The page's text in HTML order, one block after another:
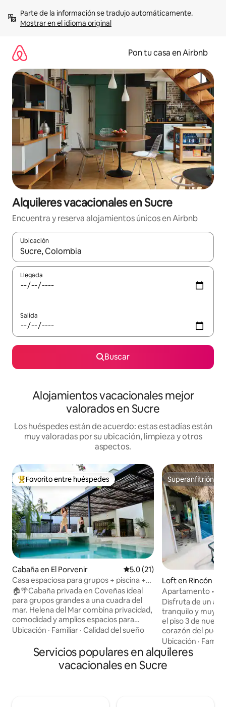
contenidoMostrar en el idioma original
Pon tu casa en Airbnb
Alquileres vacacionales en Sucre
Encuentra y reserva alojamientos únicos en Airbnb
Ubicación
Cuando los resultados estén disponibles, navega con las
Llegada
Salida
Buscar
Alojamientos vacacionales mejor
valorados en Sucre
Los huéspedes están de acuerdo: estas estadías están
muy valoradas por su ubicación, limpieza y otros
aspectos.
Favorito entre huéspedes preferido
Favorito entre huéspedes
Cabaña en El Porvenir Calificación promedio: 5.0 de
5.0 (21)
Casa espaciosa para grupos + piscina +
aire acondicionado + Wi-Fi en Coveñas
🏠🌴Cabaña privada en Coveñas ideal
para grupos grandes a una cuadra del
mar. Helena del Mar combina privacidad,
comodidad y amplios espacios para
compartir. 👨‍👧‍👧Perfecta para familias y
durante el día para que tu única
preocupación sea disfrutar. ✨Un espacio
pensado para compartir momentos
Ubicación · Familiar · Calidad del sueño
Superanfitrión
Superanfitrión
Loft en Rincón
Apartamento •
Violeta
Disfruta de un
tranquilo y muy
el piso 3 de
corazón del
con una vista
privada. El apartamento está totalmente
equipado: cocina
necesario para
Ubicación ·
Servicios populares en alquileres
vacacionales en Sucre